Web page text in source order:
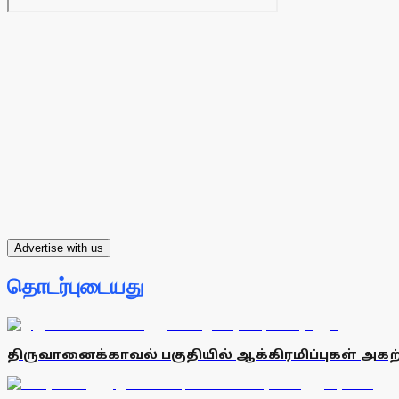
Advertise with us
தொடர்புடையது
திருவானைக்காவல் பகுதியில் ஆக்கிரமிப்புகள்